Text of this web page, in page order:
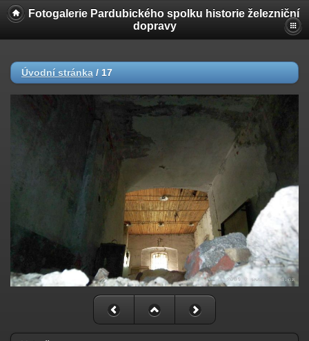
Fotogalerie Pardubického spolku historie železniční
dopravy
Úvodní stránka / 17